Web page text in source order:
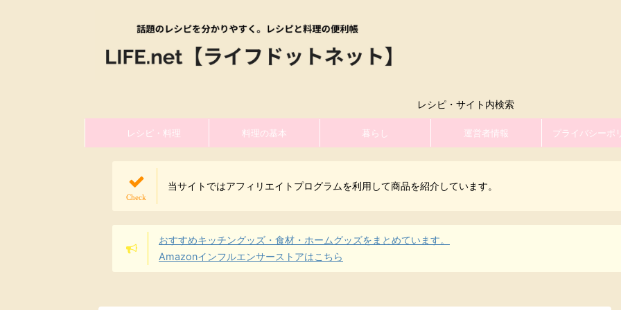
レシピ・サイト内検索
レシピ・料理 料理の基本 暮らし 運営者情報 プライバシーポ
当サイトではアフィリエイトプログラムを利用して商品を紹介しています。
おすすめキッチングッズ・食材・ホームグッズをまとめています。
Amazonインフルエンサーストアはこちら